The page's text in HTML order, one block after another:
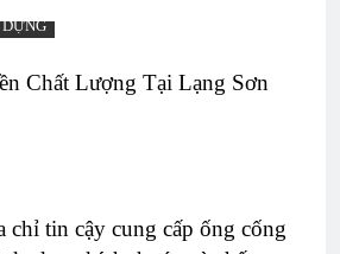
Chất Lượng Tại Lạng Sơn
chỉ tin cậy cung cấp ống cống